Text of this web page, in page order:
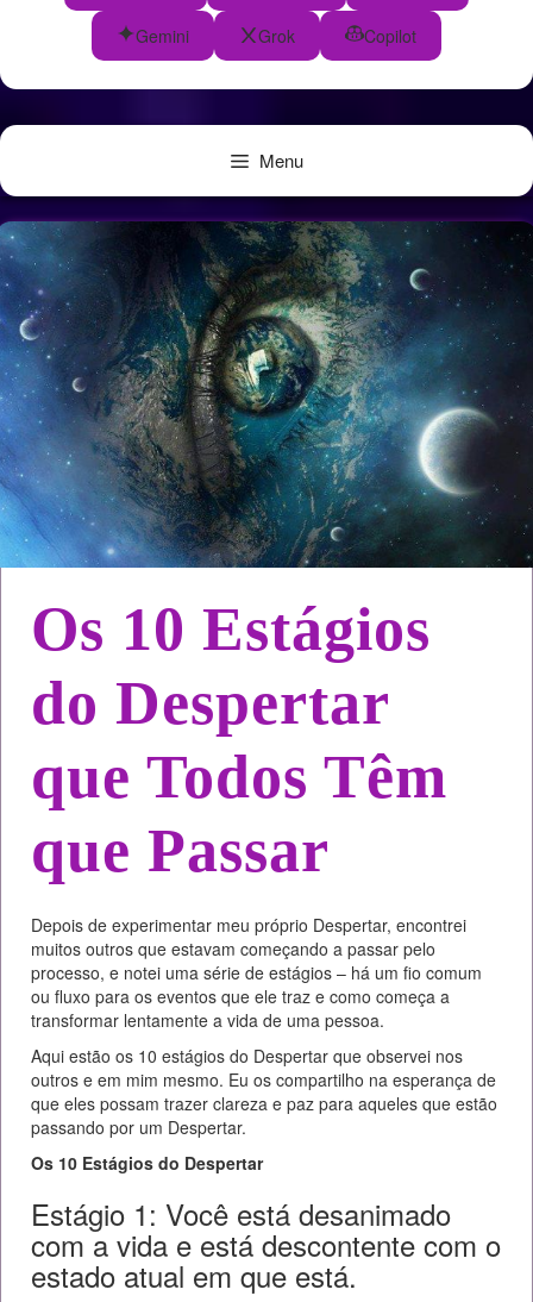
Gemini Grok Copilot
Menu
Os 10 Estágios
do Despertar
que Todos Têm
que Passar
Depois de experimentar meu próprio Despertar, encontrei
muitos outros que estavam começando a passar pelo
processo, e notei uma série de estágios – há um fio comum
ou fluxo para os eventos que ele traz e como começa a
transformar lentamente a vida de uma pessoa.
Aqui estão os 10 estágios do Despertar que observei nos
outros e em mim mesmo. Eu os compartilho na esperança de
que eles possam trazer clareza e paz para aqueles que estão
passando por um Despertar.
Os 10 Estágios do Despertar
Estágio 1: Você está desanimado
com a vida e está descontente com o
estado atual em que está.